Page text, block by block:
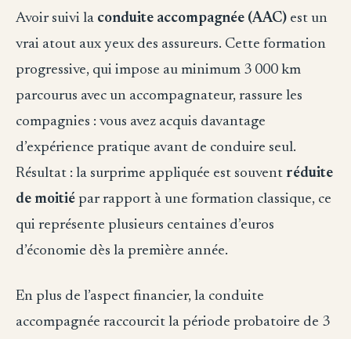
Avoir suivi la conduite accompagnée (AAC) est un
vrai atout aux yeux des assureurs. Cette formation
progressive, qui impose au minimum 3 000 km
parcourus avec un accompagnateur, rassure les
compagnies : vous avez acquis davantage
d’expérience pratique avant de conduire seul.
Résultat : la surprime appliquée est souvent réduite
de moitié par rapport à une formation classique, ce
qui représente plusieurs centaines d’euros
d’économie dès la première année.
En plus de l’aspect financier, la conduite
accompagnée raccourcit la période probatoire de 3